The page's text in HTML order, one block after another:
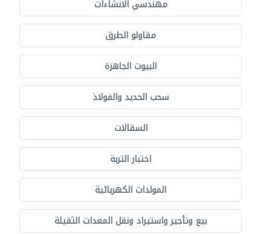
مهندسي الانشاءات
مقاولو الطرق
البيوت الجاهزة
سحب الحديد والفولاذ
السقالات
اختبار التربة
المولدات الكهربائية
بيع وتأجير واستيراد ونقل المعدات الثقيلة